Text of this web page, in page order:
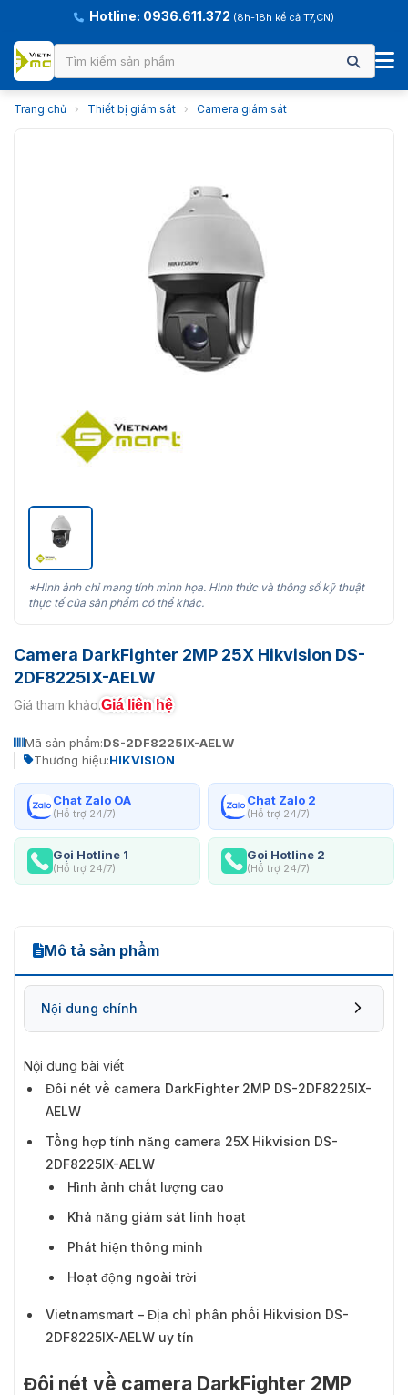
Hotline: 0936.611.372 (8h-18h kể cả T7,CN)
Trang chủ › Thiết bị giám sát › Camera giám sát
*Hình ảnh chỉ mang tính minh họa. Hình thức và thông số kỹ thuật
thực tế của sản phẩm có thể khác.
Camera DarkFighter 2MP 25X Hikvision DS-
2DF8225IX-AELW
Giá tham khảo:Giá liên hệ
Mã sản phẩm:DS-2DF8225IX-AELW
Thương hiệu:HIKVISION
Chat Zalo OA
(Hỗ trợ 24/7)
Chat Zalo 2
(Hỗ trợ 24/7)
Gọi Hotline 1
(Hỗ trợ 24/7)
Gọi Hotline 2
(Hỗ trợ 24/7)
Mô tả sản phẩm
Nội dung chính
Tổng hợp tính năng camera 25X Hikvision
Nội dung bài viết
Đôi nét về camera DarkFighter 2MP DS-2DF8225IX-
AELW
Tổng hợp tính năng camera 25X Hikvision DS-
2DF8225IX-AELW
Hình ảnh chất lượng cao
Khả năng giám sát linh hoạt
Phát hiện thông minh
Hoạt động ngoài trời
Vietnamsmart – Địa chỉ phân phối Hikvision DS-
2DF8225IX-AELW uy tín
Đôi nét về camera DarkFighter 2MP